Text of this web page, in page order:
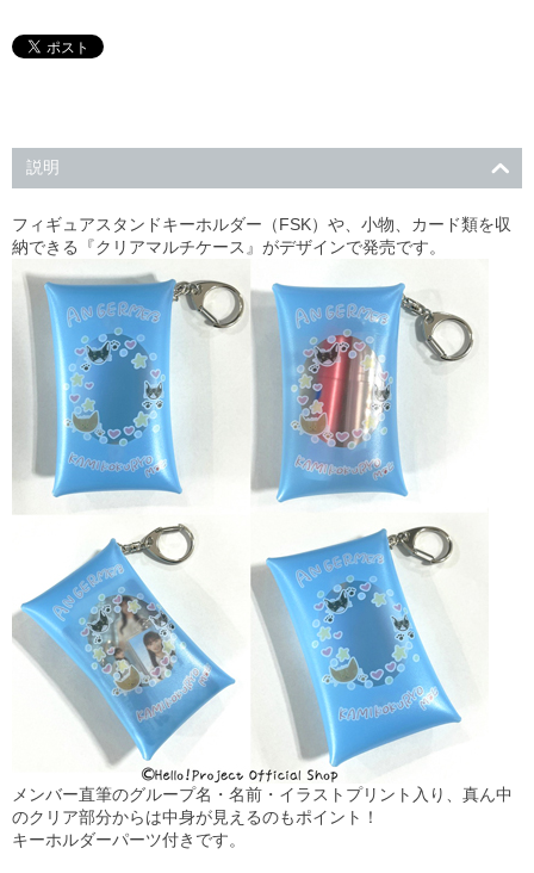
説明
フィギュアスタンドキーホルダー（FSK）や、小物、カード類を収
納できる『クリアマルチケース』がデザインで発売です。
メンバー直筆のグループ名・名前・イラストプリント入り、真ん中
のクリア部分からは中身が見えるのもポイント！
キーホルダーパーツ付きです。